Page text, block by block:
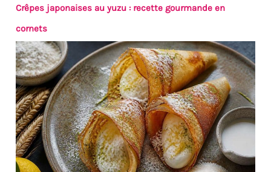
Crêpes japonaises au yuzu : recette gourmande en
cornets